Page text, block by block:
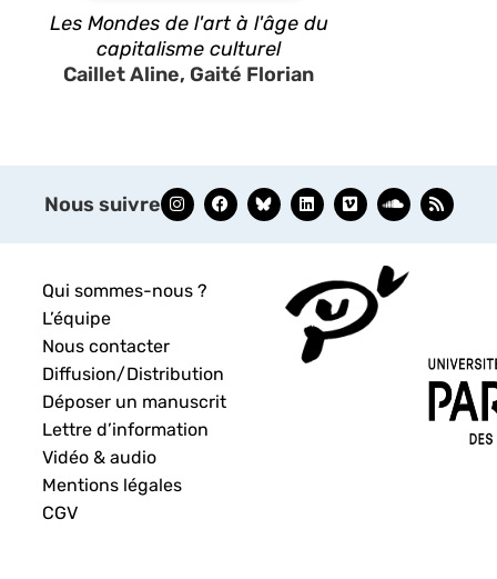
Les Mondes de l'art à l'âge du
capitalisme culturel
Caillet Aline, Gaité Florian
Nous suivre
Qui sommes-nous ?
L’équipe
Nous contacter
Diffusion/Distribution
Déposer un manuscrit
Lettre d’information
Vidéo & audio
Mentions légales
CGV